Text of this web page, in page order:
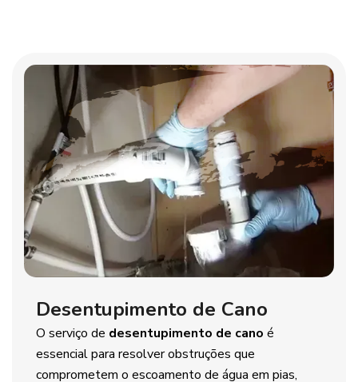
Desentupimento de Cano
O serviço de desentupimento de cano é
essencial para resolver obstruções que
comprometem o escoamento de água em pias,